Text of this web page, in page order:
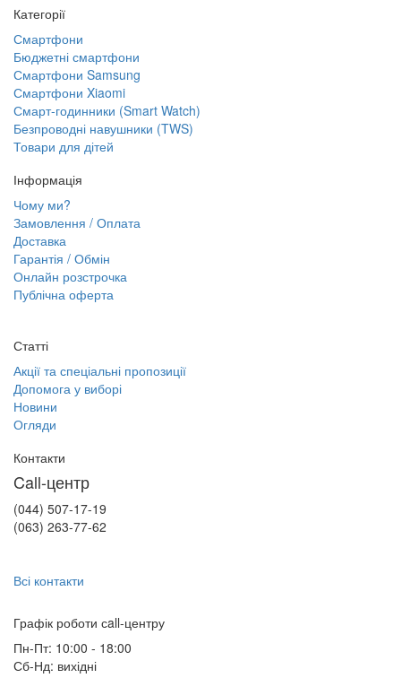
Категорії
Смартфони
Бюджетні смартфони
Смартфони Samsung
Смартфони Xiaomi
Смарт-годинники (Smart Watch)
Безпроводні навушники (TWS)
Товари для дітей
Інформація
Чому ми?
Замовлення / Оплата
Доставка
Гарантія / Обмін
Онлайн розстрочка
Публічна оферта
Статті
Акції та спеціальні пропозиції
Допомога у виборі
Новини
Огляди
Контакти
Call-центр
(044) 507-17-19
(063) 263-77-62
Всі контакти
Графік роботи сall-центру
Пн-Пт: 10:00 - 18:00
Сб-Нд: вихідні